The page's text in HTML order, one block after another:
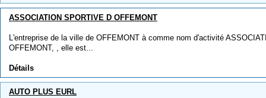
ASSOCIATION SPORTIVE D OFFEMONT
L'entreprise de la ville de OFFEMONT à comme nom d'activité
OFFEMONT, , elle est...
Détails
AUTO PLUS EURL